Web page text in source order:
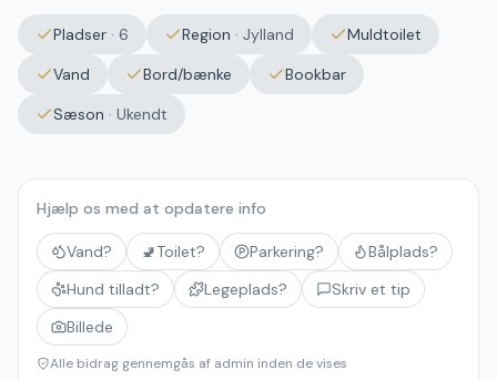
Pladser · 6 Region · Jylland
Muldtoilet
Vand
Bord/bænke
Bookbar
Sæson · Ukendt
Hjælp os med at opdatere info
Vand? 🚽Toilet? Parkering?
Bålplads?
Hund tilladt?
Legeplads?
Skriv et tip
Billede
Alle bidrag gennemgås af admin inden de vises